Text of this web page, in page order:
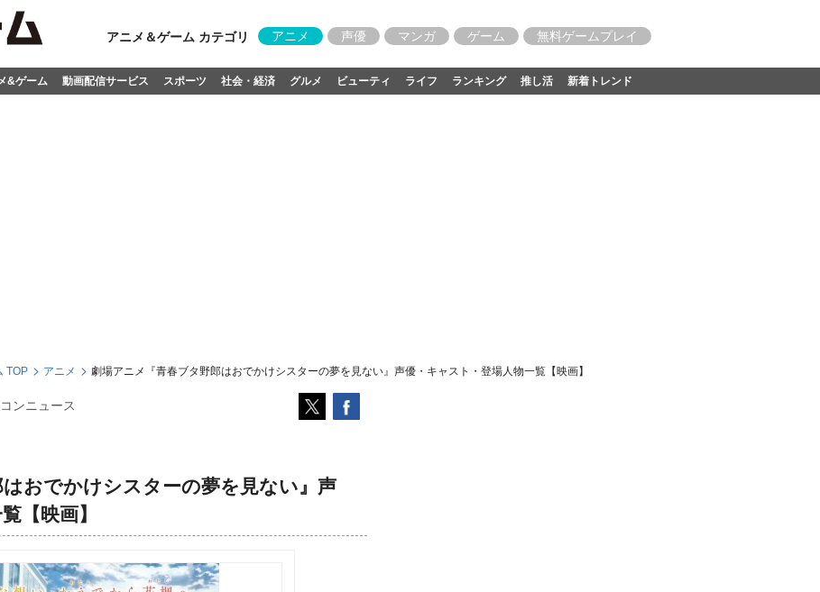
アニメ＆ゲーム カテゴリ アニメ 声優 マンガ ゲーム 無料ゲームプレイ
&ゲーム 動画配信サービス スポーツ 社会・経済 グルメ ビューティ ライフ ランキング 推し活 新着トレンド
TOP アニメ 劇場アニメ『青春ブタ野郎はおでかけシスターの夢を見ない』声優・キャスト・登場人物一覧【映画】
ンニュース
おでかけシスターの夢を見ない』声
【映画】